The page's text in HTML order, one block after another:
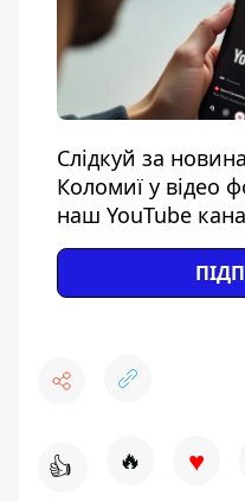
Слідкуй за
Коломиї у відео
наш YouTube
👍 🔥 ♥